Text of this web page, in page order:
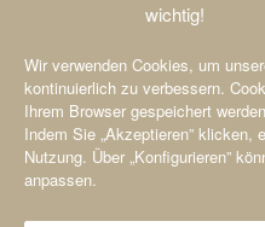
wichtig!
Wir verwenden Cookies, um
kontinuierlich zu verbessern.
Ihrem Browser gespeichert
Indem Sie „Akzeptieren” klicken,
Nutzung. Über „Konfigurieren”
anpassen.